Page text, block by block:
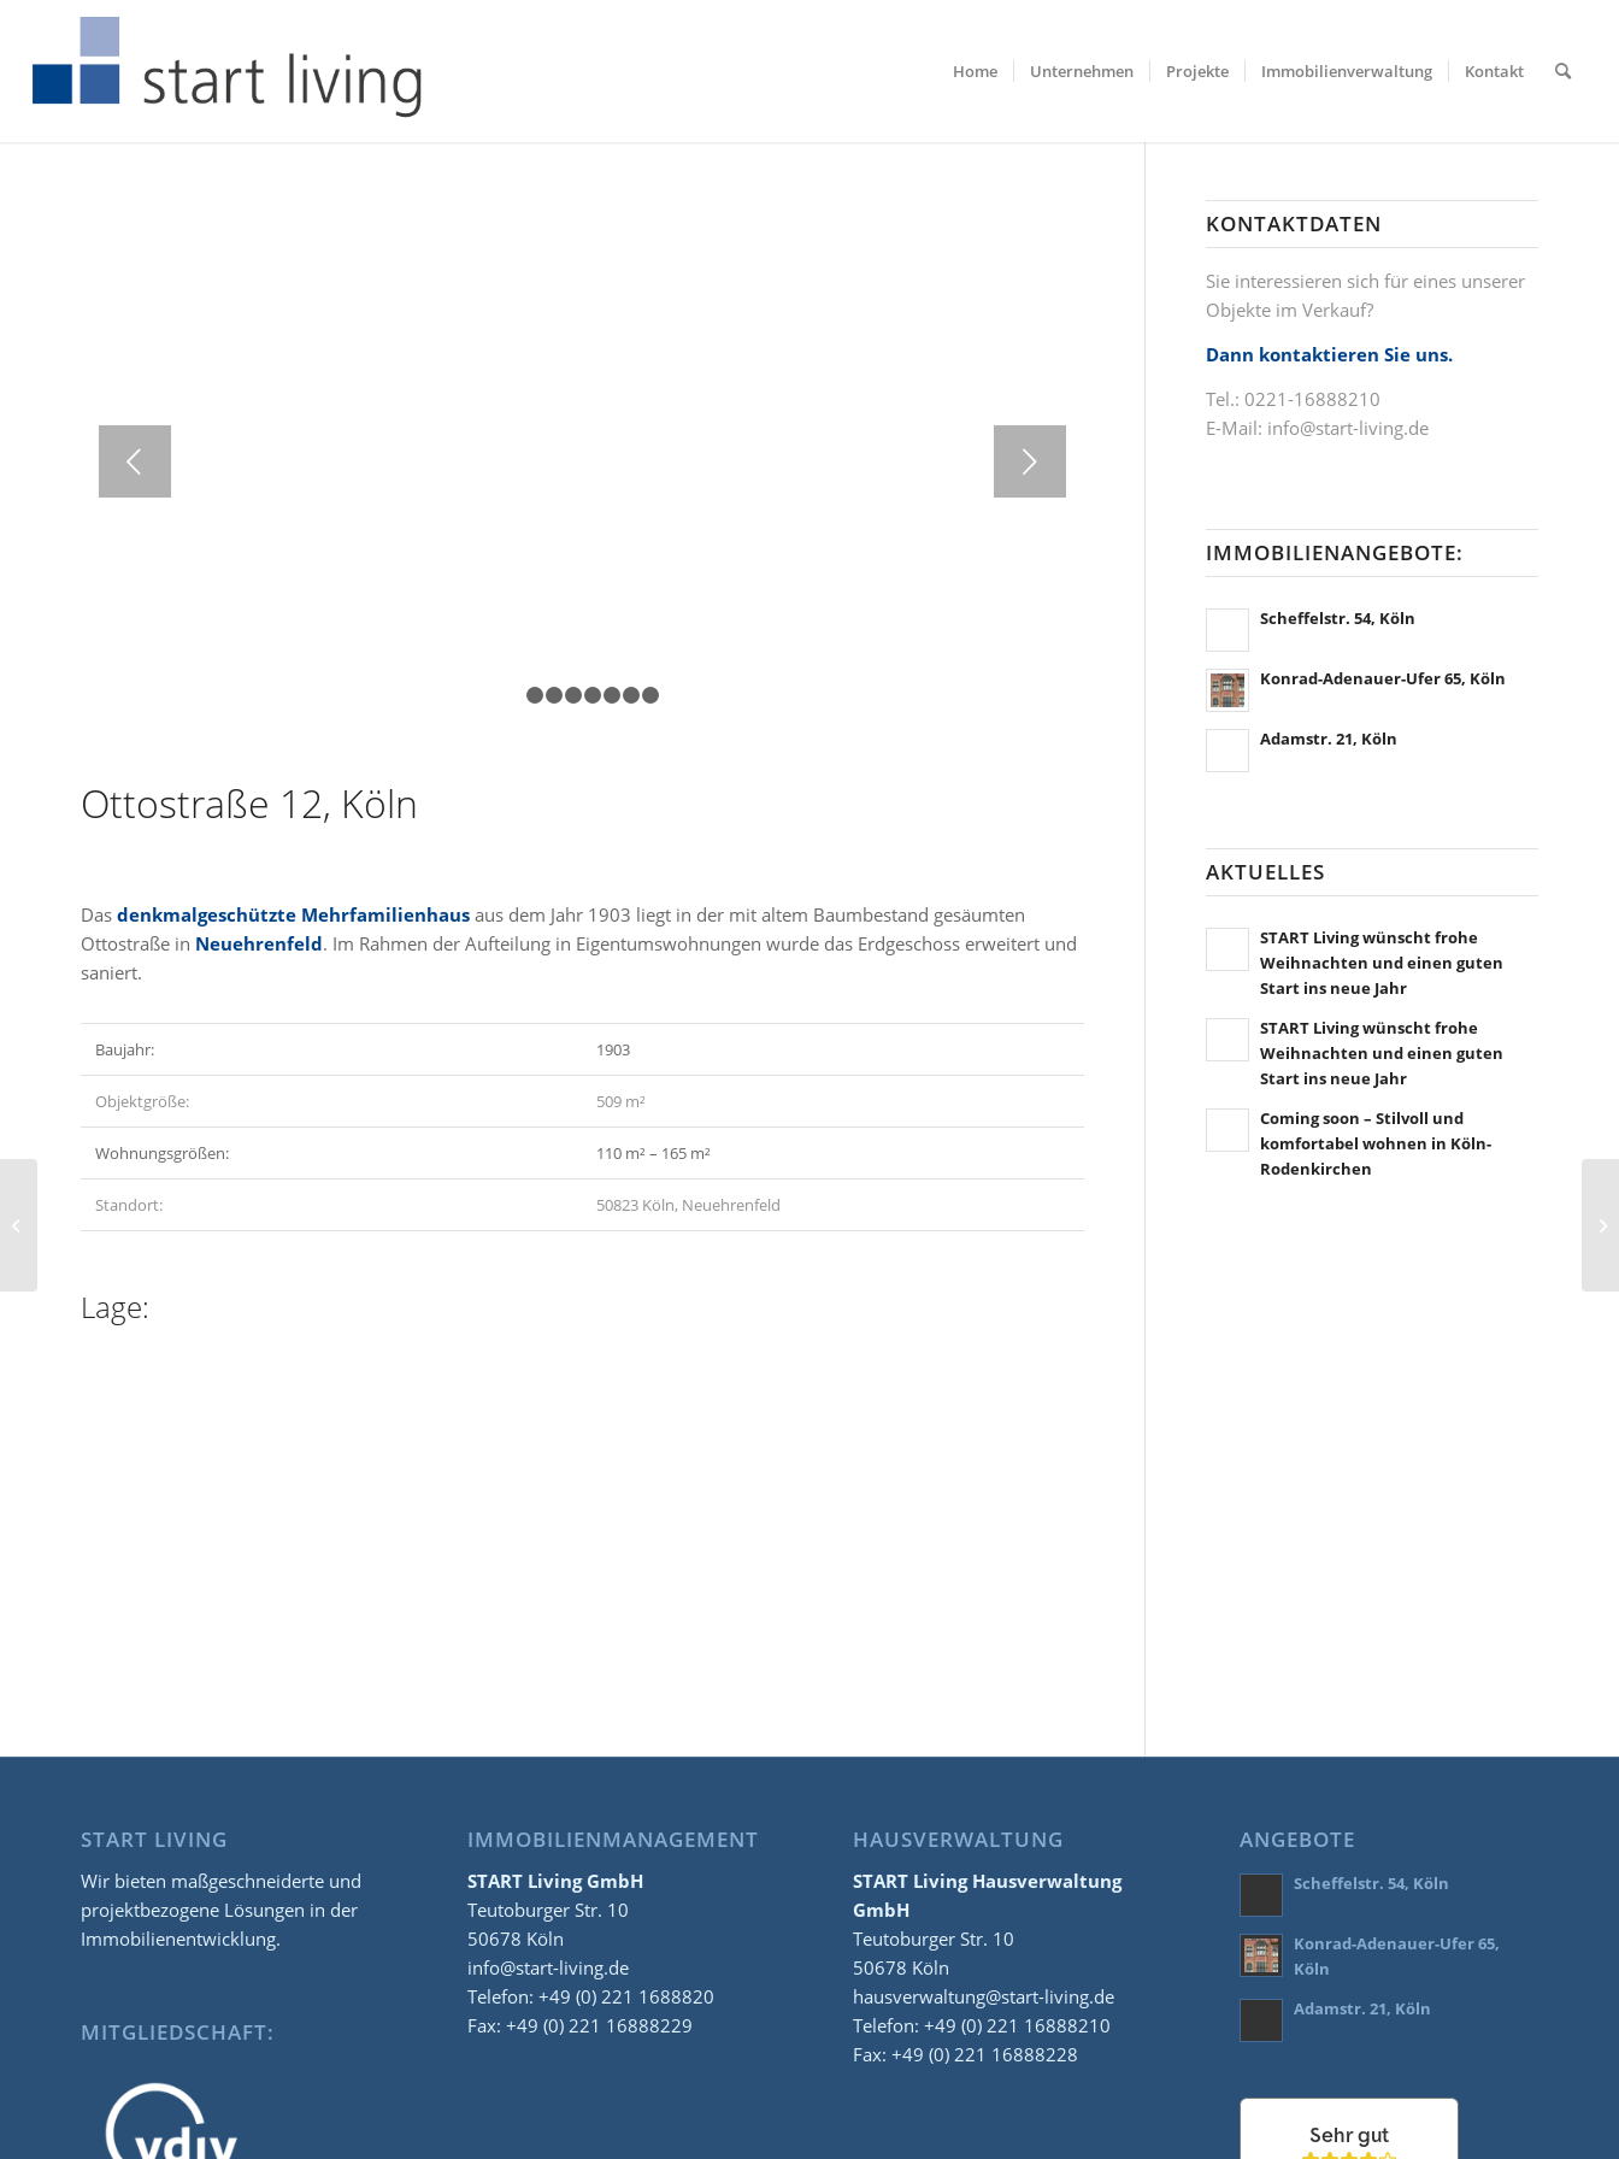
Home Unternehmen Projekte Immobilienverwaltung Kontakt
1 2
Ottostraße 12, Köln
Das denkmalgeschützte Mehrfamilienhaus aus dem Jahr 1903 liegt in der mit altem Baumbestand gesäumten
Ottostraße in Neuehrenfeld. Im Rahmen der Aufteilung in Eigentumswohnungen wurde das Erdgeschoss erweitert und
saniert.
Baujahr: 1903
Objektgröße: 509 m²
Wohnungsgrößen: 110 m² – 165 m²
Standort: 50823 Köln, Neuehrenfeld
Lage:
KONTAKTDATEN
Sie interessieren sich für eines unserer
Objekte im Verkauf?
Dann kontaktieren Sie uns.
Tel.: 0221-16888210
E-Mail: info@start-living.de
IMMOBILIENANGEBOTE:
Scheffelstr. 54, Köln
Konrad-Adenauer-Ufer 65, Köln
Adamstr. 21, Köln
AKTUELLES
START Living wünscht frohe
Weihnachten und einen guten
Start ins neue Jahr
START Living wünscht frohe
Weihnachten und einen guten
Start ins neue Jahr
Coming soon – Stilvoll und
komfortabel wohnen in Köln-
Rodenkirchen
START LIVING
Wir bieten maßgeschneiderte und
projektbezogene Lösungen in der
Immobilienentwicklung.
MITGLIEDSCHAFT:
IMMOBILIENMANAGEMENT
START Living GmbH
Teutoburger Str. 10
50678 Köln
info@start-living.de
Telefon: +49 (0) 221 1688820
Fax: +49 (0) 221 16888229
HAUSVERWALTUNG
START Living Hausverwaltung
GmbH
Teutoburger Str. 10
50678 Köln
hausverwaltung@start-living.de
Telefon: +49 (0) 221 16888210
Fax: +49 (0) 221 16888228
ANGEBOTE
Scheffelstr. 54, Köln
Konrad-Adenauer-Ufer 65,
Köln
Adamstr. 21, Köln
St.-Josef-Platz 10,
Koblenz